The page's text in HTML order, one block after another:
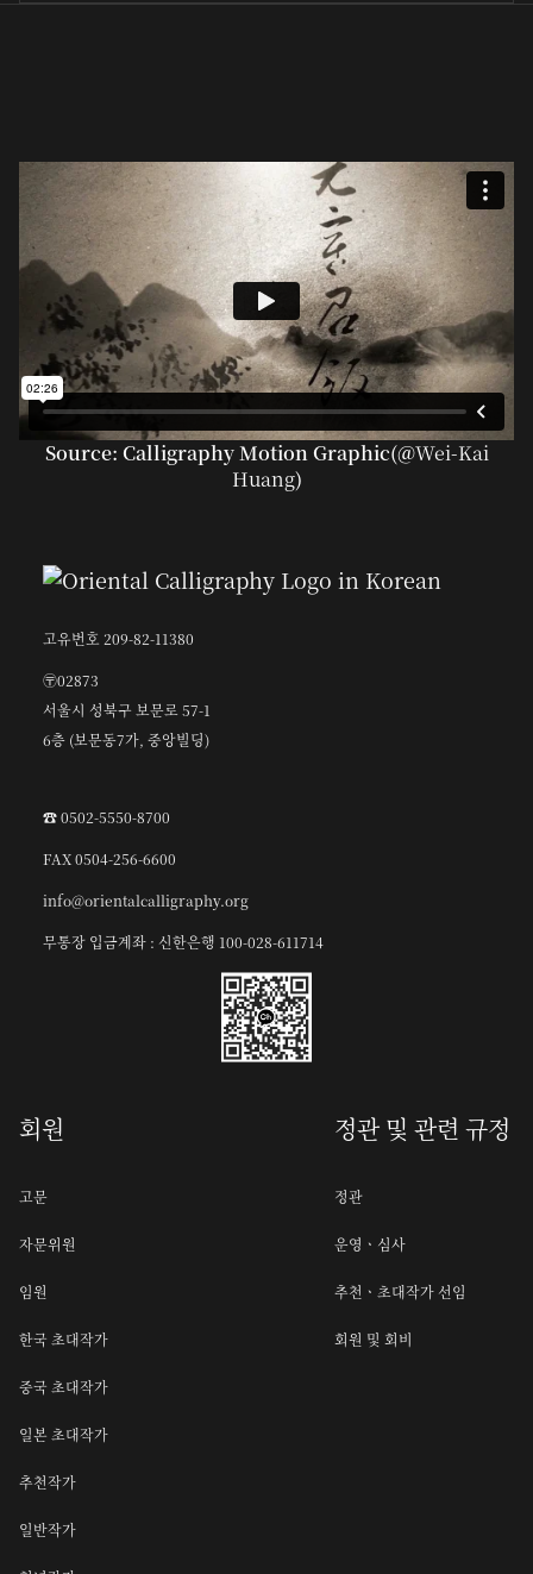
Source: Calligraphy Motion Graphic(@Wei-Kai
Huang)
고유번호 209-82-11380
〶02873
서울시 성북구 보문로 57-1
6층 (보문동7가, 중앙빌딩)
☎︎ 0502-5550-8700
FAX 0504-256-6600
info@orientalcalligraphy.org
무통장 입금계좌 : 신한은행 100-028-611714
회원
고문
자문위원
임원
한국 초대작가
중국 초대작가
일본 초대작가
추천작가
일반작가
정관 및 관련 규정
정관
운영ㆍ심사
추천ㆍ초대작가 선임
회원 및 회비